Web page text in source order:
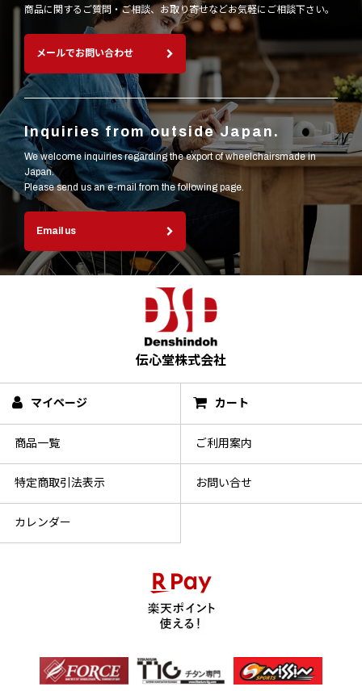
商品に関するご質問・ご相談、お取り寄せなどお気軽にご相談下さい。
メールでお問い合わせ
Inquiries from outside Japan.
We welcome inquiries regarding the export of wheelchairsmade in
Japan.
Please send us an e-mail from the following page.
Email us
伝心堂株式会社
マイページ カート
商品一覧 ご利用案内
特定商取引法表示 お問い合せ
カレンダー